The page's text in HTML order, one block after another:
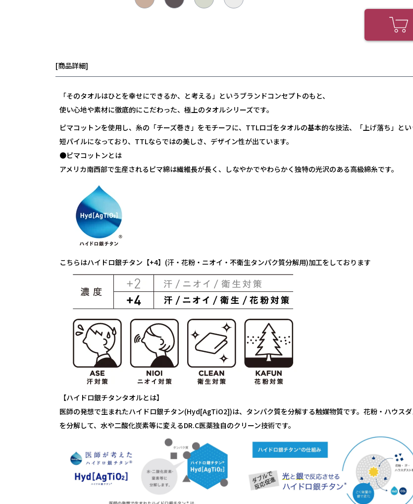
[商品詳細]
「そのタオルはひとを幸せにできるか、と考える」というブランドコンセプトのもと、
使い心地や素材に徹底的にこだわった、極上のタオルシリーズです。
ピマコットンを使用し、糸の「チーズ巻き」をモチーフに、TTLロゴをタオルの基本的な技法、
「上げ落ち」と
短パイルになっており、TTLならではの美しさ、デザイン性が出ています。
●ピマコットンとは
アメリカ南西部で生産されるピマ綿は繊維長が長く、しなやかでやわらかく独特の光沢のある高級綿糸です。
こちらはハイドロ銀チタン【+4】(汗・花粉・ニオイ・不衛生タンパク質分解用)加工をしております
【ハイドロ銀チタンタオルとは】
医師の発想で生まれたハイドロ銀チタン(Hyd[AgTiO2])は、タンパク質を分解する触媒物質です。花粉・ハウ
を分解して、水や二酸化炭素等に変えるDR.C医薬独自のクリーン技術です。